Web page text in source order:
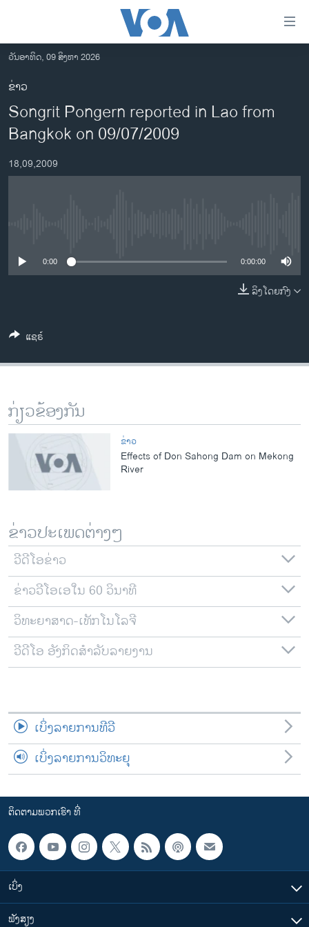
ເຂົ້າ
ຫາ
ຂ້າມ
ຂ້າມ
ຂ້າມ
ໄປ
ຫາ
ຊອກ
ອາເມຣິກາ
ການເລືອກຕັ້ງ ປະທານາທີບໍດີ ສະຫະລັດ 2024
ຂ່າວ​ຈີນ
ຊີວິດຊາວລາວ
ທຸລະກິດ
ພາສາອັງກິດ
ສຽງ
ລາຍງານ
ຕິດຕາມພວກເຮົາ ທີ່
ພາສາຕ່າງໆ
ວັນອາທິດ, 09 ສິງຫາ 2026
ຂ່າວ
Songrit Pongern reported in Lao from
Bangkok on 09/07/2009
18,09,2009
0:00 0:00:00
ລິງໂດຍກົງ
ແຊຣ໌
ກ່ຽວຂ້ອງກັນ
ຂ່າວ
Effects of Don Sahong Dam on Mekong
River
ຂ່າວປະເພດຕ່າງໆ
ວີດີໂອຂ່າວ
ຂ່າວວີໂອເອໃນ 60 ວິນາທີ
ວິທະຍາສາດ-ເທັກໂນໂລຈີ
ວີດີໂອ ອັງກິດສຳລັບລາຍງານ
ເບິ່ງລາຍການທີວີ
ເບິ່ງລາຍການວິທະຍຸ
ຕິດຕາມພວກເຮົາ ທີ່
ເບິ່ງ
ຟັງສຽງ